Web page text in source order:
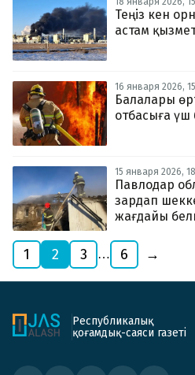
Теңіз кен
астам
16 января 2026,
Балалары
отбасыға үш
15 января 2026,
Павлодар
зардап
жағдайы
1 2 3 … 6 →
Республикалық
қоғамдық-саяси газеті